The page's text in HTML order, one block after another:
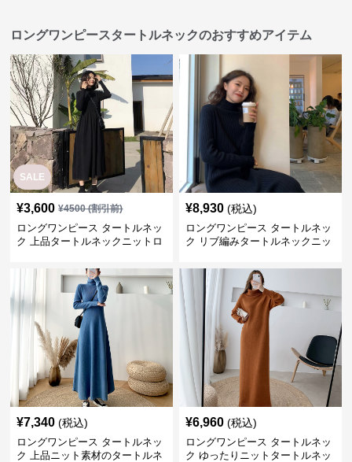
ロングワンピースタートルネックのおすすめアイテム
SALE
¥3,600 ¥4500(割引前)
ロングワンピース タートルネッ
ク 上品タートルネックニットロ
¥8,930 (税込)
ロングワンピース タートルネッ
ク リブ編みタートルネックニッ
¥7,340 (税込)
ロングワンピース タートルネッ
ク 上品ニット素材のタートルネ
¥6,960 (税込)
ロングワンピース タートルネッ
ク ゆったりニットタートルネッ